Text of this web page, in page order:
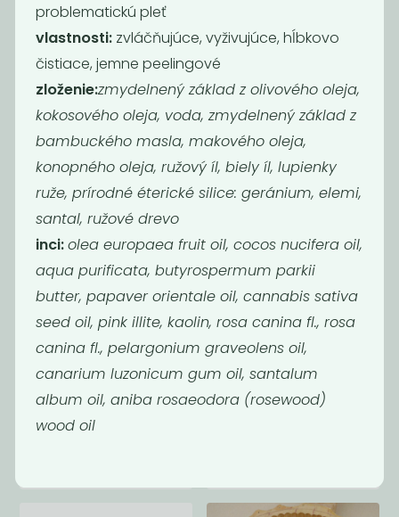
Tuhý
kondicionér -
banán a kokos
249Kč
pomeranč &
eukalyptus
229 Kč
tree and...
levandule &
problematickú pleť
vlastnosti:zvláčňujúce, vyživujúce, hĺbkovo
čistiace, jemne peelingové
zloženie:zmydelnený základ z olivového oleja,
kokosového oleja, voda, zmydelnený základ z
bambuckého masla, makového oleja,
konopného oleja, ružový íl, biely íl, lupienky
ruže, prírodné éterické silice: geránium, elemi,
santal, ružové drevo
inci:olea europaea fruit oil, cocos nucifera oil,
aqua purificata, butyrospermum parkii
butter, papaver orientale oil, cannabis sativa
seed oil, pink illite, kaolin, rosa canina fl., rosa
canina fl., pelargonium graveolens oil,
canarium luzonicum gum oil, santalum
album oil, aniba rosaeodora (rosewood)
wood oil